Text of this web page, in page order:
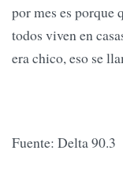
por mes es porque
todos viven en
era chico, eso se
Fuente: Delta 90.3